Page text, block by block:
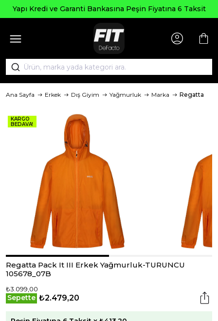
Yapı Kredi ve Garanti Bankasına Peşin Fiyatına 6 Taksit
Ana Sayfa Erkek Dış Giyim Yağmurluk Marka Regatta
KARGO
BEDAVA!
Regatta Pack It III Erkek Yağmurluk-TURUNCU
105678_07B
₺3.099,00
Sepette ₺2.479,20